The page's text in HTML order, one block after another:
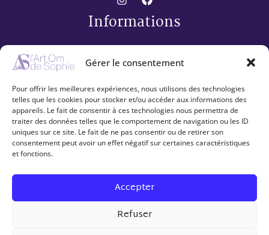
Gérer le consentement
Pour offrir les meilleures expériences, nous utilisons des technologies
telles que les cookies pour stocker et/ou accéder aux informations des
appareils. Le fait de consentir à ces technologies nous permettra de
traiter des données telles que le comportement de navigation ou les ID
uniques sur ce site. Le fait de ne pas consentir ou de retirer son
consentement peut avoir un effet négatif sur certaines caractéristiques
et fonctions.
Accepter
Refuser
Informations
Mentions légales
Mes coups de Cœur artistiques
Collection « 30 »
Espace client